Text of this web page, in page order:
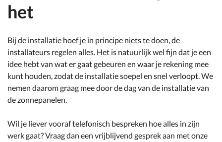
het
Bij de installatie hoef je in principe niets te doen, de
installateurs regelen alles. Het is natuurlijk wel fijn dat je een
idee hebt van wat er gaat gebeuren en waar je rekening mee
kunt houden, zodat de installatie soepel en snel verloopt. We
nemen daarom graag mee door de dag van de installatie van
de zonnepanelen.
Wil je liever vooraf telefonisch bespreken hoe alles in zijn
werk gaat? Vraag dan een vrijblijvend gesprek aan met onze